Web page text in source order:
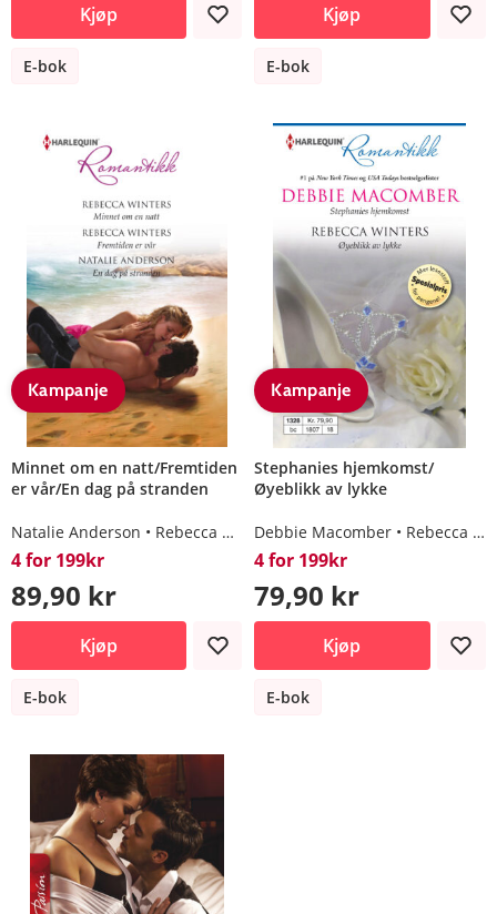
Kjøp
E-bok
Kjøp
E-bok
Kampanje
Minnet om en natt/Fremtiden
er vår/En dag på stranden
Natalie Anderson Rebecca Winters
4 for 199kr
89,90 kr
Kjøp
E-bok
Kampanje
Stephanies hjemkomst/
Øyeblikk av lykke
Debbie Macomber Rebecca Winters
4 for 199kr
79,90 kr
Kjøp
E-bok